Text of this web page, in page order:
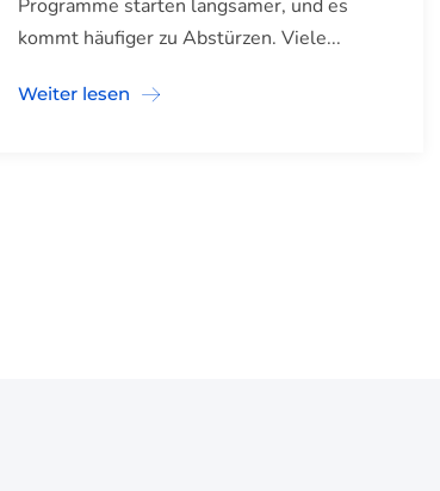
Programme starten langsamer, und es
kommt häufiger zu Abstürzen. Viele...
Weiter lesen